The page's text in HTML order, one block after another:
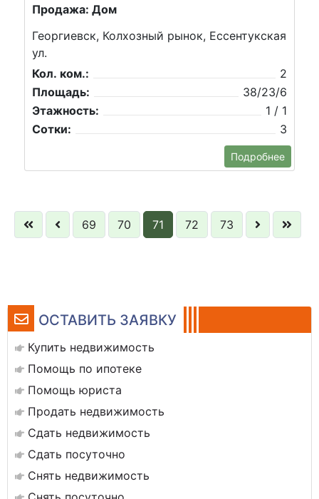
ОСТАВИТЬ ЗАЯВКУ
Купить недвижимость
Помощь по ипотеке
Помощь юриста
Продать недвижимость
Сдать недвижимость
Сдать посуточно
Снять недвижимость
Продажа: Дом
Георгиевск, Колхозный рынок, Ессентукская
ул.
Кол. ком.:
2
Площадь:
38/23/6
Этажность:
1 / 1
Сотки:
3
Подробнее
69 70 71 72 73